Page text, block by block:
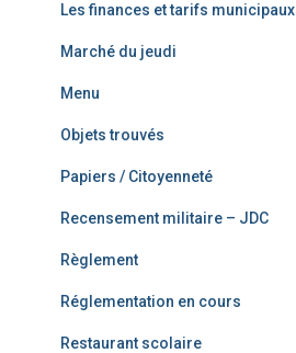
Les finances et tarifs municipaux
Marché du jeudi
Menu
Objets trouvés
Papiers / Citoyenneté
Recensement militaire – JDC
Règlement
Réglementation en cours
Restaurant scolaire